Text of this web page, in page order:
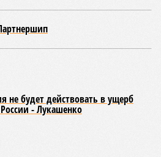
не будет действовать в ущерб
- Лукашенко